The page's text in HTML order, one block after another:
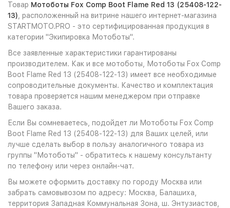
Товар Мотоботы Fox Comp Boot Flame Red 13 (25408-122-
13) , расположенный на витрине нашего интернет-магазина
STARTMOTO.PRO - это сертифицированная продукция в
категории "Экипировка Мотоботы".
Все заявленные характеристики гарантированы
производителем. Как и все мотоботы, Мотоботы Fox Comp
Boot Flame Red 13 (25408-122-13) имеет все необходимые
сопроводительные документы. Качество и комплектация
товара проверяется нашим менеджером при отправке
Вашего заказа.
Если Вы сомневаетесь, подойдет ли Мотоботы Fox Comp
Boot Flame Red 13 (25408-122-13) для Ваших целей, или
лучше сделать выбор в пользу аналогичного товара из
группы "Мотоботы" - обратитесь к нашему консультанту
по телефону или через онлайн-чат.
Вы можете оформить доставку по городу Москва или
забрать самовывозом по адресу: Москва, Балашиха,
территория Западная Коммунальная Зона, ш. Энтузиастов,